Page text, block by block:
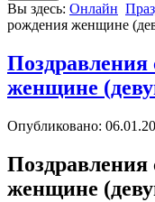
Вы здесь: Онлайн
рождения женщине
Поздравления
женщине
Опубликовано:
Поздравления
женщине